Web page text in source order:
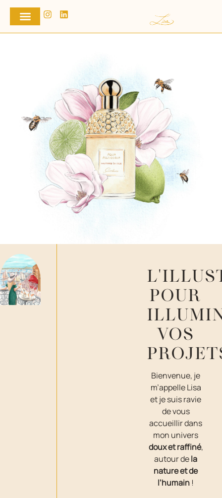
POUR
VOS
Bienvenue, je
m’appelle Lisa
et je suis ravie
de vous
accueillir dans
mon univers
doux et raffiné,
autour dela
nature et de
l’humain !